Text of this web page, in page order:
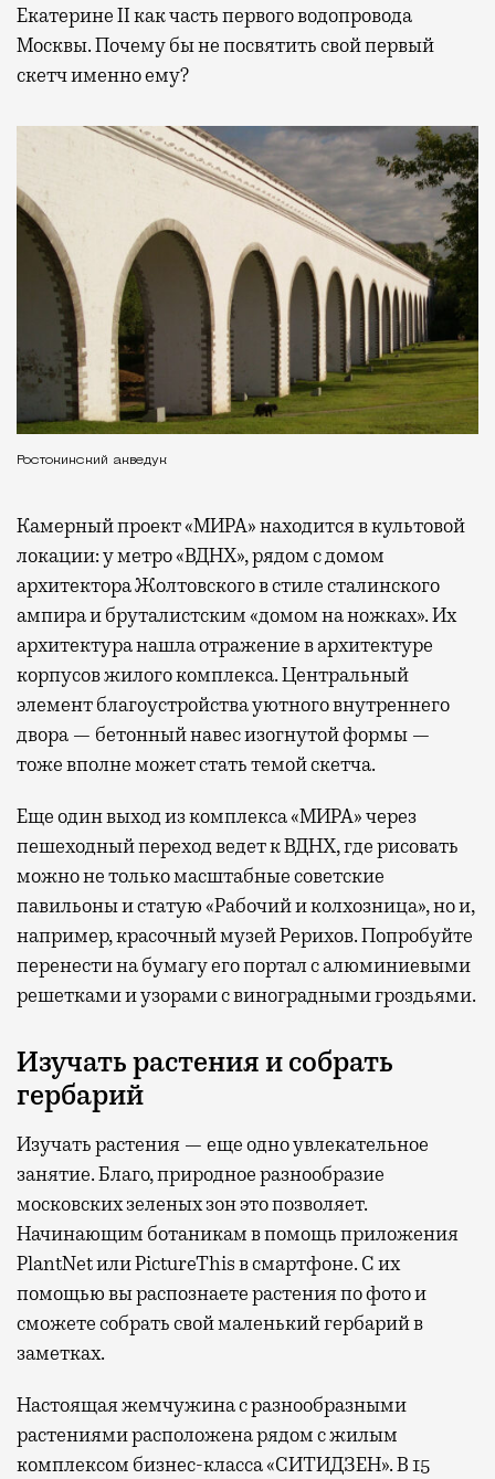
Екатерине II как часть первого водопровода
Москвы. Почему бы не посвятить свой первый
скетч именно ему?
Ростокинский акведук
Камерный проект «МИРА» находится в культовой
локации: у метро «ВДНХ», рядом с домом
архитектора Жолтовского в стиле сталинского
ампира и бруталистским «домом на ножках». Их
архитектура нашла отражение в архитектуре
корпусов жилого комплекса. Центральный
элемент благоустройства уютного внутреннего
двора — бетонный навес изогнутой формы —
тоже вполне может стать темой скетча.
Еще один выход из комплекса «МИРА» через
пешеходный переход ведет к ВДНХ, где рисовать
можно не только масштабные советские
павильоны и статую «Рабочий и колхозница», но и,
например, красочный музей Рерихов. Попробуйте
перенести на бумагу его портал с алюминиевыми
решетками и узорами с виноградными гроздьями.
Изучать растения и собрать
гербарий
Изучать растения — еще одно увлекательное
занятие. Благо, природное разнообразие
московских зеленых зон это позволяет.
Начинающим ботаникам в помощь приложения
PlantNet или PictureThis в смартфоне. С их
помощью вы распознаете растения по фото и
сможете собрать свой маленький гербарий в
заметках.
Настоящая жемчужина с разнообразными
растениями расположена рядом с жилым
комплексом бизнес-класса «СИТИДЗЕН». В 15